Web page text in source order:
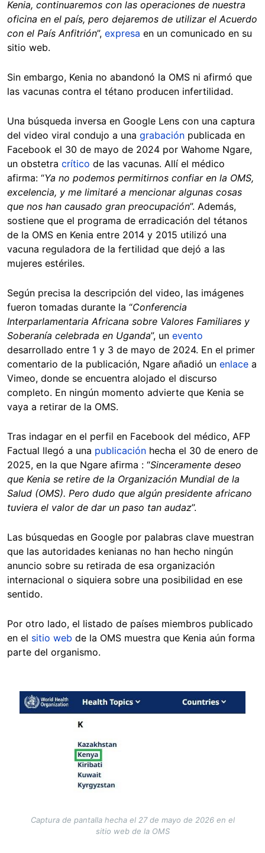
Kenia, continuaremos con las operaciones de nuestra
oficina en el país, pero dejaremos de utilizar el Acuerdo
con el País Anfitrión”, expresa en un comunicado en su
sitio web.
Sin embargo, Kenia no abandonó la OMS ni afirmó que
las vacunas contra el tétano producen infertilidad.
Una búsqueda inversa en Google Lens con una captura
del video viral condujo a una grabación publicada en
Facebook el 30 de mayo de 2024 por Wahome Ngare,
un obstetra crítico de las vacunas. Allí el médico
afirma: “Ya no podemos permitirnos confiar en la OMS,
excelencia, y me limitaré a mencionar algunas cosas
que nos han causado gran preocupación”. Además,
sostiene que el programa de erradicación del tétanos
de la OMS en Kenia entre 2014 y 2015 utilizó una
vacuna reguladora de la fertilidad que dejó a las
mujeres estériles.
Según precisa la descripción del video, las imágenes
fueron tomadas durante la “Conferencia
Interparlamentaria Africana sobre Valores Familiares y
Soberanía celebrada en Uganda”, un evento
desarrollado entre 1 y 3 de mayo de 2024. En el primer
comentario de la publicación, Ngare añadió un enlace a
Vimeo, donde se encuentra alojado el discurso
completo. En ningún momento advierte que Kenia se
vaya a retirar de la OMS.
Tras indagar en el perfil en Facebook del médico, AFP
Factual llegó a una publicación hecha el 30 de enero de
2025, en la que Ngare afirma : “Sinceramente deseo
que Kenia se retire de la Organización Mundial de la
Salud (OMS). Pero dudo que algún presidente africano
tuviera el valor de dar un paso tan audaz”.
Las búsquedas en Google por palabras clave muestran
que las autoridades kenianas no han hecho ningún
anuncio sobre su retirada de esa organización
internacional o siquiera sobre una posibilidad en ese
sentido.
Por otro lado, el listado de países miembros publicado
en el sitio web de la OMS muestra que Kenia aún forma
parte del organismo.
Image
Captura de pantalla hecha el 27 de mayo de 2026 en el
sitio web de la OMS